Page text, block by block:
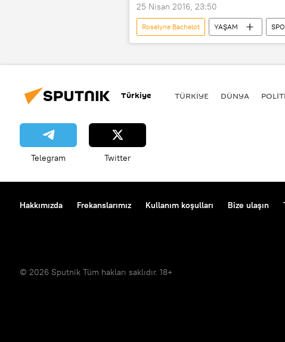
25 Nisan 2016, 23:50
Roselyne Bachelot YAŞAM
Rafael Nadal
iftira
Türkiye TÜRKIYE DÜNYA
Telegram Twitter
Hakkımızda Frekanslarımız Kullanım koşulları Bize ulaşın
© 2026 Sputnik Tüm hakları saklıdır. 18+